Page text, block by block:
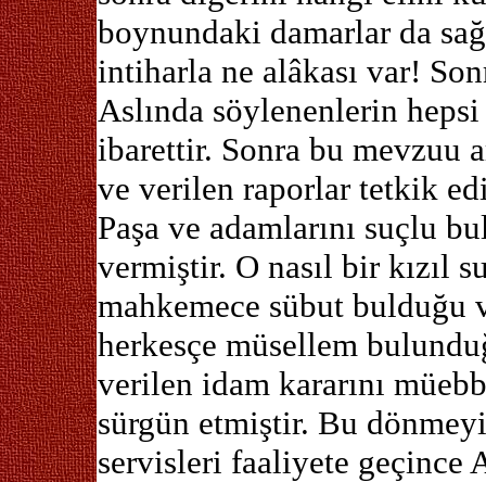
boynundaki damarlar da
intiharla ne alâkası var!
Aslında söylenenlerin
ibarettir. Sonra bu mevzuu
ve verilen raporlar tetkik
Paşa ve adamlarını suçlu
vermiştir. O nasıl bir kızıl
mahkemece sübut bulduğu
herkesçe müsellem
verilen idam kararını
sürgün etmiştir. Bu
servisleri faaliyete geçince